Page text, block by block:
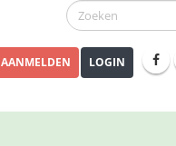
AANMELDEN LOGIN